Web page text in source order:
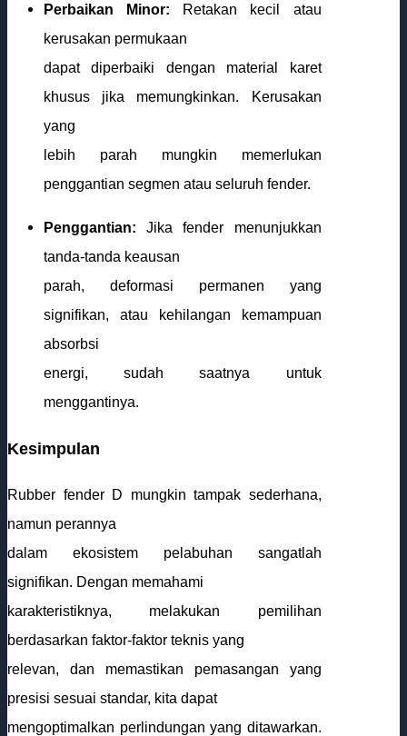
Perbaikan Minor: Retakan kecil atau
kerusakan permukaan
dapat diperbaiki dengan material karet
khusus jika memungkinkan. Kerusakan
yang
lebih parah mungkin memerlukan
penggantian segmen atau seluruh fender.
Penggantian: Jika fender menunjukkan
tanda-tanda keausan
parah, deformasi permanen yang
signifikan, atau kehilangan kemampuan
absorbsi
energi, sudah saatnya untuk
menggantinya.
Kesimpulan
Rubber fender D mungkin tampak sederhana,
namun perannya
dalam ekosistem pelabuhan sangatlah
signifikan. Dengan memahami
karakteristiknya, melakukan pemilihan
berdasarkan faktor-faktor teknis yang
relevan, dan memastikan pemasangan yang
presisi sesuai standar, kita dapat
mengoptimalkan perlindungan yang ditawarkan.